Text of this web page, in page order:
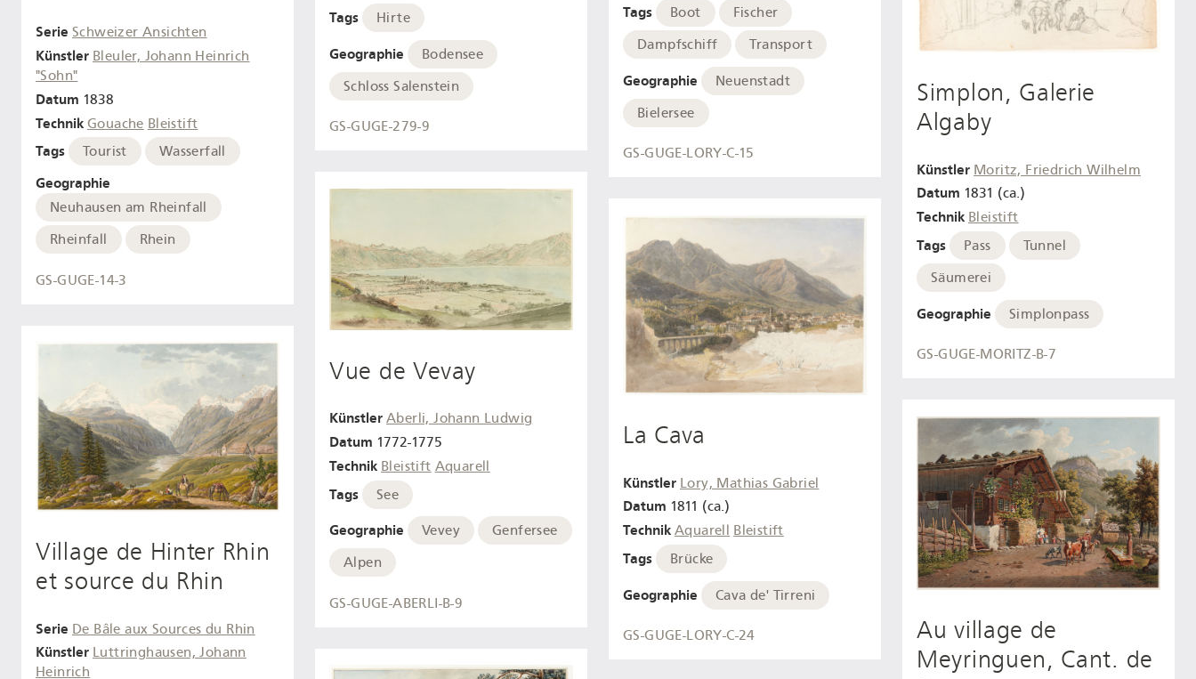
Serie Schweizer Ansichten
Künstler Bleuler, Johann Heinrich
"Sohn"
Datum 1838
Technik Gouache Bleistift
Tags Tourist Wasserfall
Geographie
Neuhausen am Rheinfall
Rheinfall
Rhein
GS-GUGE-14-3
Village de Hinter Rhin
et source du Rhin
Serie De Bâle aux Sources du Rhin
Künstler Luttringhausen, Johann
Heinrich
Tags Hirte
Geographie
Bodensee
Schloss Salenstein
GS-GUGE-279-9
Vue de Vevay
Künstler Aberli, Johann Ludwig
Datum 1772-1775
Technik Bleistift Aquarell
Tags See
Geographie Vevey
Genfersee
Alpen
GS-GUGE-ABERLI-B-9
Tags Boot
Fischer
Dampfschiff
Transport
Geographie
Neuenstadt
Bielersee
GS-GUGE-LORY-C-15
La Cava
Künstler Lory, Mathias Gabriel
Datum 1811 (ca.)
Technik Aquarell Bleistift
Tags Brücke
Geographie Cava de' Tirreni
GS-GUGE-LORY-C-24
Simplon, Galerie
Algaby
Künstler Moritz, Friedrich Wilhelm
Datum 1831 (ca.)
Technik Bleistift
Tags Pass
Tunnel
Säumerei
Geographie Simplonpass
GS-GUGE-MORITZ-B-7
Au village de
Meyringuen, Cant. de